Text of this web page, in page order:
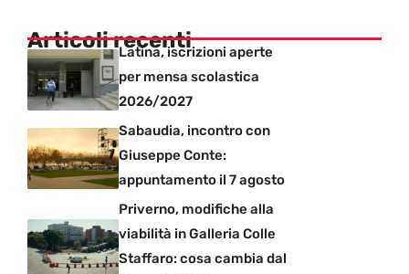
Articoli recentiLatina, iscrizioni aperte
per mensa scolastica
2026/2027
Sabaudia, incontro con
Giuseppe Conte:
appuntamento il 7 agosto
Priverno, modifiche alla
viabilità in Galleria Colle
Staffaro: cosa cambia dal